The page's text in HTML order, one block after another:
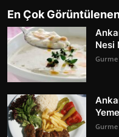
En Çok
Nesi
Gurme
Gurme